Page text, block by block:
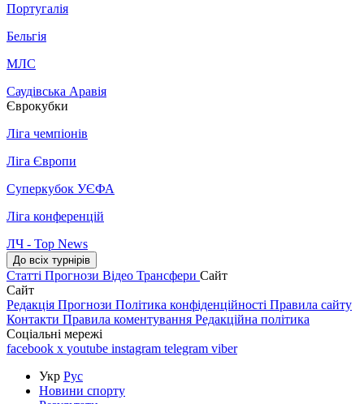
Португалія
Бельгія
МЛС
Саудівська Аравія
Єврокубки
Ліга чемпіонів
Ліга Європи
Суперкубок УЄФА
Ліга конференцій
ЛЧ - Top News
До всіх турнірів
Статті Прогнози Відео Трансфери Сайт
Сайт
Редакція Прогнози Політика конфіденційності Правила сайту
Контакти Правила коментування Редакційна політика
Соціальні мережі
facebook x youtube instagram telegram viber
Укр Рус
Новини спорту